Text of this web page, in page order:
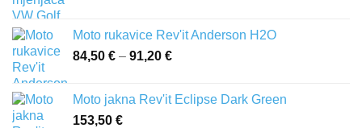
Moto rukavice Rev'it Anderson H2O
84,50 € – 91,20 €
84,50 €
Moto jakna Rev'it Eclipse Dark Green
153,50 €